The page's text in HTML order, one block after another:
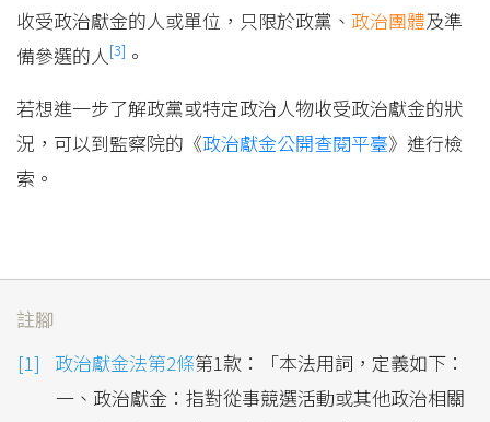
收受政治獻金的人或單位，只限於政黨、 政治團體及準
備參選的人 [3] 。
若想進一步了解政黨或特定政治人物收受政治獻金的狀
況，可以到監察院的《政治獻金公開查閱平臺》進行檢
索。
註腳
政治獻金法第2條第1款：「本法用詞，定義如下：
一、政治獻金：指對從事競選活動或其他政治相關